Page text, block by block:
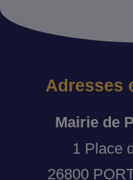
Adresses
Mairie de
1 Place
26800